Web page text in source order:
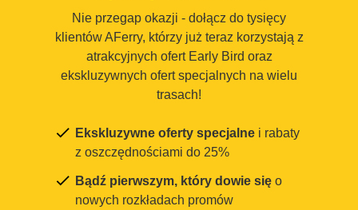
Nie przegap okazji - dołącz do tysięcy
klientów AFerry, którzy już teraz korzystają z
atrakcyjnych ofert Early Bird oraz
ekskluzywnych ofert specjalnych na wielu
trasach!
Ekskluzywne oferty specjalne i rabaty
z oszczędnościami do 25%
Bądź pierwszym, który dowie się o
nowych rozkładach promów